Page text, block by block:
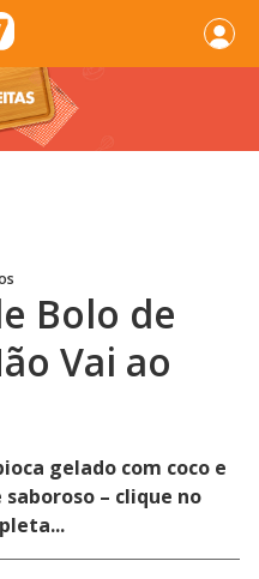
Bolo de
Vai ao
gelado com coco e
– clique no